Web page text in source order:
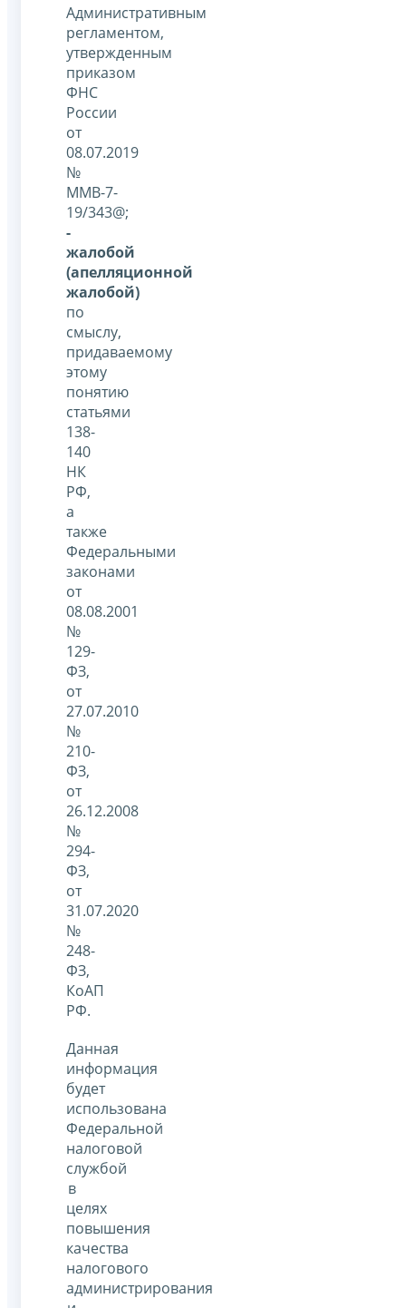
Административным
регламентом,
утвержденным
приказом
ФНС
России
от
08.07.2019
№
ММВ-7-
19/343@;
-
жалобой
(апелляционной
жалобой)
по
смыслу,
придаваемому
этому
понятию
статьями
138-
140
НК
РФ,
а
также
Федеральными
законами
от
08.08.2001
№
129-
ФЗ,
от
27.07.2010
№
210-
ФЗ,
от
26.12.2008
№
294-
ФЗ,
от
31.07.2020
№
248-
ФЗ,
КоАП
РФ.
Данная
информация
будет
использована
Федеральной
налоговой
службой
в
целях
повышения
качества
налогового
администрирования